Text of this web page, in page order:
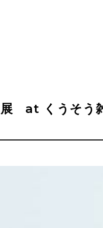
展 at くうそう